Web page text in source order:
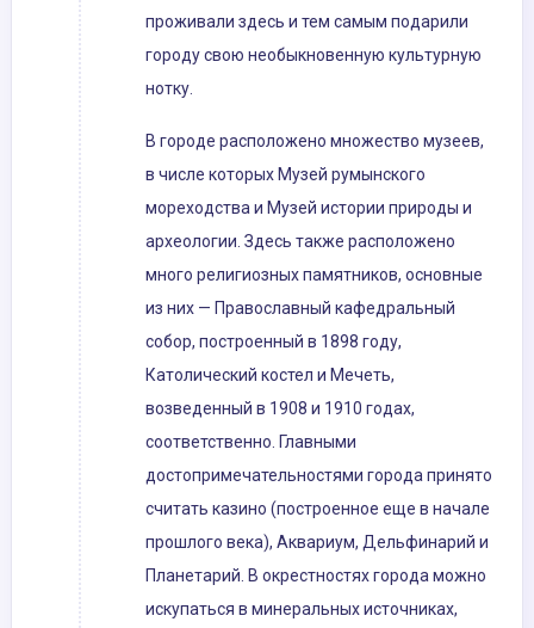
проживали здесь и тем самым подарили
городу свою необыкновенную культурную
нотку.
В городе расположено множество музеев,
в числе которых Музей румынского
мореходства и Музей истории природы и
археологии. Здесь также расположено
много религиозных памятников, основные
из них — Православный кафедральный
собор, построенный в 1898 году,
Католический костел и Мечеть,
возведенный в 1908 и 1910 годах,
соответственно. Главными
достопримечательностями города принято
считать казино (построенное еще в начале
прошлого века), Аквариум, Дельфинарий и
Планетарий. В окрестностях города можно
искупаться в минеральных источниках,